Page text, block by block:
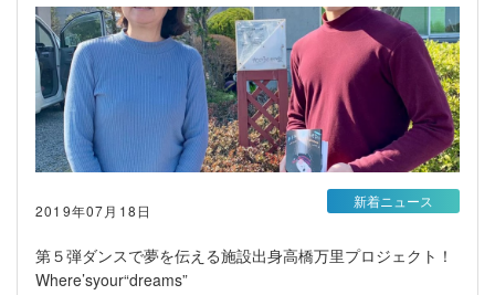
2019年07月18日
第５弾ダンスで夢を伝える施設出身高橋万里プロジェクト！
Where’syour“dreams”
新着ニュース